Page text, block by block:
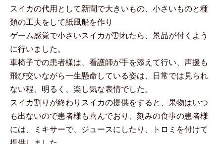
スイカの代用として新聞で大きいもの、小さいものと種
類の工夫をして紙風船を作り
ゲーム感覚で小さいスイカが割れたら、景品が付くよう
に行いました。
車椅子での患者様は、看護師が手を添えて行い、声援も
飛び交いながら一生懸命している姿は、日常では見られ
ない程、明るく、楽し気な表情でした。
スイカ割りが終わりスイカの提供をすると、果物はいつ
も出ないので患者様も喜んでおり、刻みの食事の患者様
には、ミキサーで、ジュースにしたり、トロミを付けて